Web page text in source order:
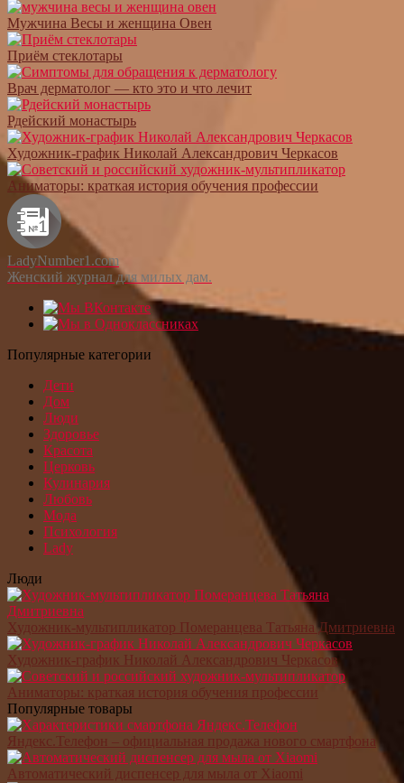
Мужчина Весы и женщина Овен
Приём стеклотары
Врач дерматолог — кто это и что лечит
Рдейский монастырь
Художник-график Николай Александрович Черкасов
Аниматоры: краткая история обучения профессии
LadyNumber1.com
Женский журнал для милых дам.
Популярные категории
Дети
Дом
Люди
Здоровье
Красота
Церковь
Кулинария
Любовь
Мода
Психология
Lady
Люди
Художник-мультипликатор Померанцева Татьяна Дмитриевна
Художник-график Николай Александрович Черкасов
Аниматоры: краткая история обучения профессии
Популярные товары
Яндекс.Телефон – официальная продажа нового смартфона
Автоматический диспенсер для мыла от Xiaomi